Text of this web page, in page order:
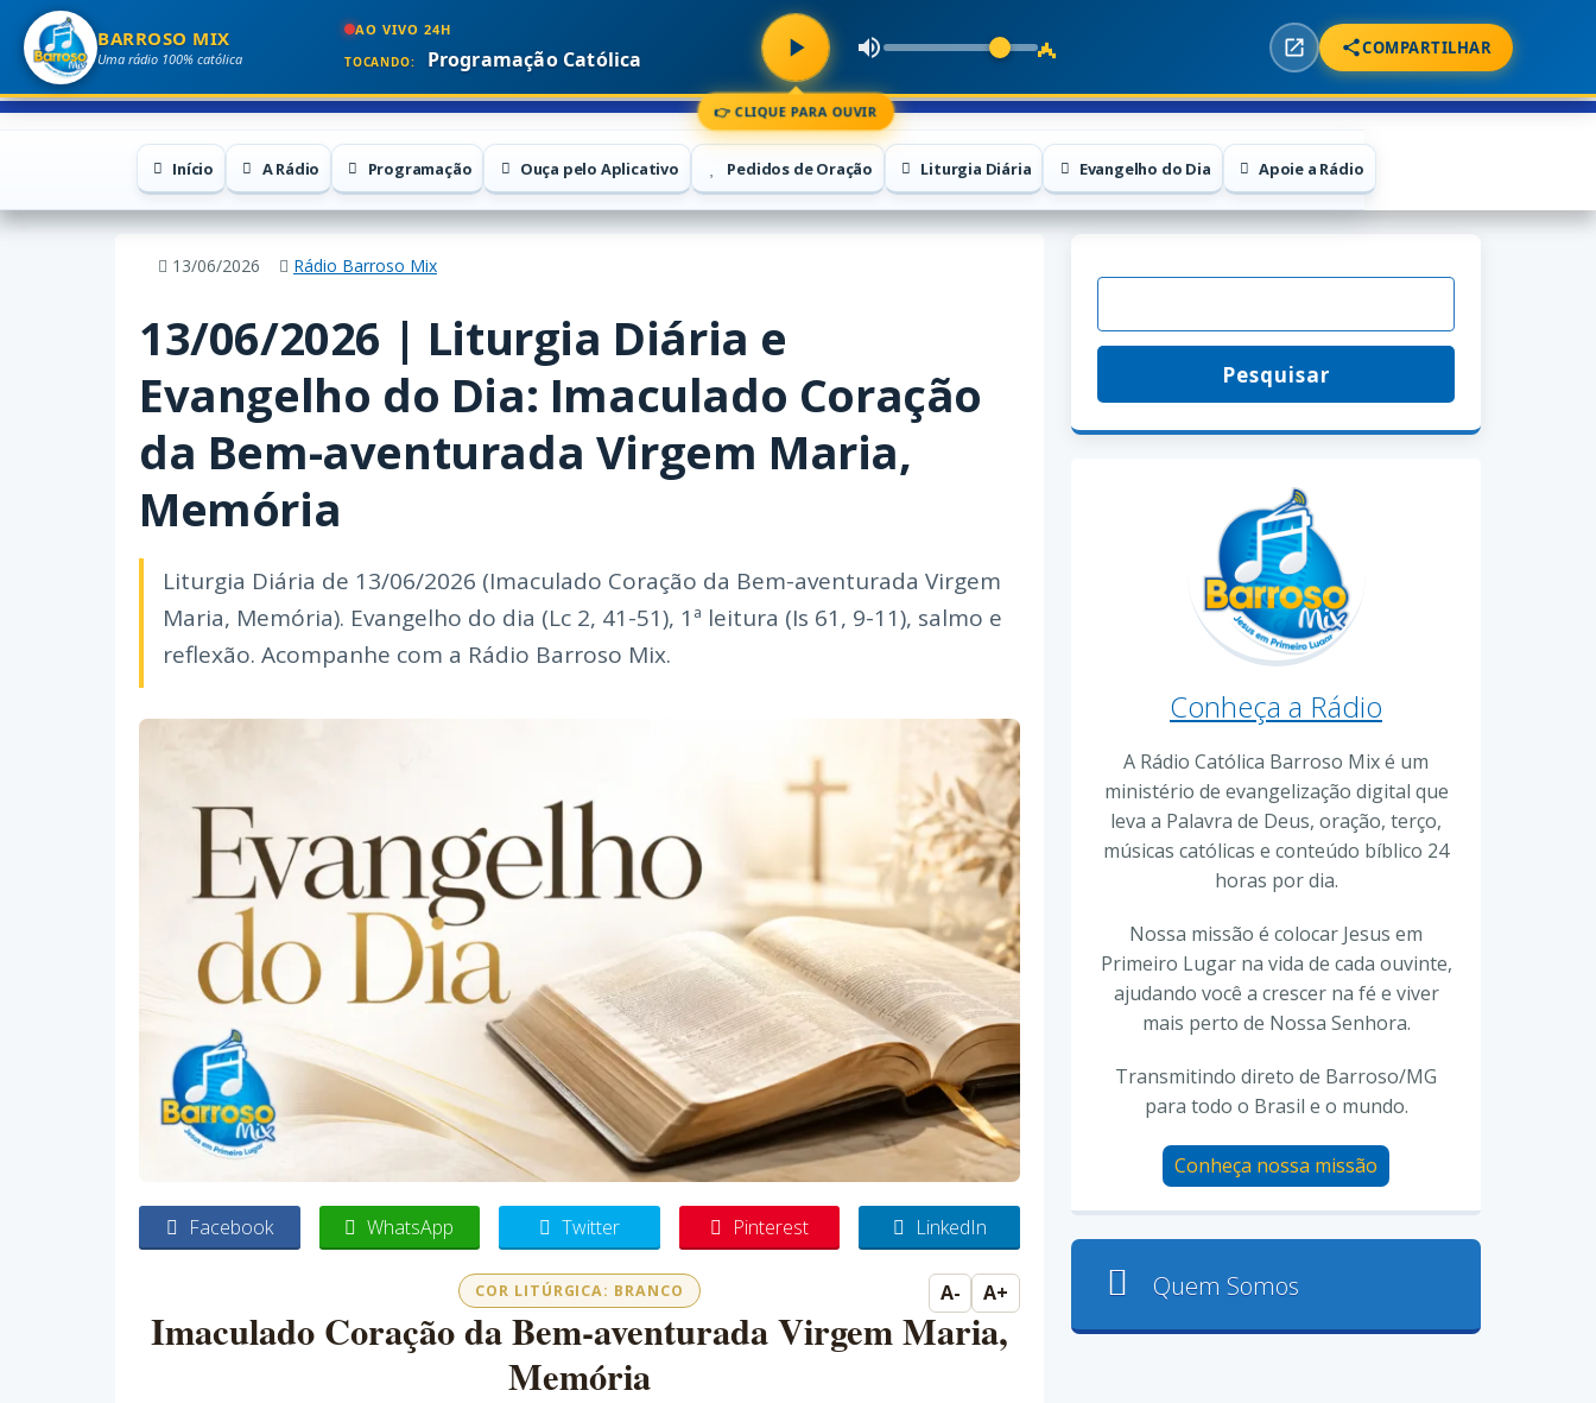
BARROSO MIX
Uma rádio 100% católica
👉 CLIQUE PARA OUVIR
AO VIVO 24H
TOCANDO: Programação Católica COMPARTILHAR
Início A Rádio Programação Ouça pelo Aplicativo Pedidos de Oração Liturgia Diária Evangelho do Dia Apoie a Rádio
13/06/2026 Rádio Barroso Mix
13/06/2026 | Liturgia Diária e
Evangelho do Dia: Imaculado Coração
da Bem-aventurada Virgem Maria,
Memória
Liturgia Diária de 13/06/2026 (Imaculado Coração da Bem-aventurada Virgem
Maria, Memória). Evangelho do dia (Lc 2, 41-51), 1ª leitura (Is 61, 9-11), salmo e
reflexão. Acompanhe com a Rádio Barroso Mix.
Facebook WhatsApp Twitter Pinterest LinkedIn
COR LITÚRGICA: BRANCO
Imaculado Coração da Bem-aventurada Virgem Maria,
Memória
A- A+
Conheça a Rádio
A Rádio Católica Barroso Mix é um
ministério de evangelização digital que
leva a Palavra de Deus, oração, terço,
músicas católicas e conteúdo bíblico 24
horas por dia.
Nossa missão é colocar Jesus em
Primeiro Lugar na vida de cada ouvinte,
ajudando você a crescer na fé e viver
mais perto de Nossa Senhora.
Transmitindo direto de Barroso/MG
para todo o Brasil e o mundo.
Conheça nossa missão
Quem Somos